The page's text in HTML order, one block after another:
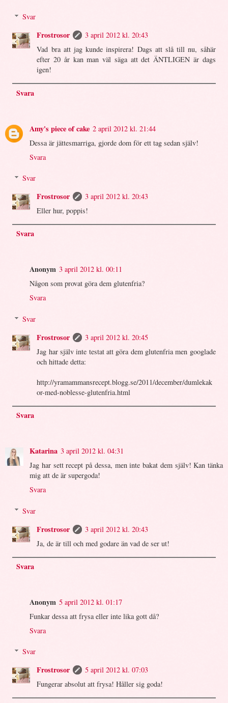
Svar
Frostrosor
3 april 2012 kl. 20:43
Vad bra att jag kunde inspirera! Dags att slå till nu, såhär
efter 20 år kan man väl säga att det ÄNTLIGEN är dags
igen!
Svara
Amy's piece of cake 2 april 2012 kl. 21:44
Dessa är jättesmarriga, gjorde dom för ett tag sedan själv!
Svara
Svar
Frostrosor
3 april 2012 kl. 20:43
Eller hur, poppis!
Svara
Anonym 3 april 2012 kl. 00:11
Någon som provat göra dem glutenfria?
Svara
Svar
Frostrosor
3 april 2012 kl. 20:45
Jag har själv inte testat att göra dem glutenfria men googlade
och hittade detta:
http://yramammansrecept.blogg.se/2011/december/dumlekak
or-med-noblesse-glutenfria.html
Svara
Katarina 3 april 2012 kl. 04:31
Jag har sett recept på dessa, men inte bakat dem själv! Kan tänka
mig att de är supergoda!
Svara
Svar
Frostrosor
3 april 2012 kl. 20:43
Ja, de är till och med godare än vad de ser ut!
Svara
Anonym 5 april 2012 kl. 01:17
Funkar dessa att frysa eller inte lika gott då?
Svara
Svar
Frostrosor
5 april 2012 kl. 07:03
Fungerar absolut att frysa! Håller sig goda!